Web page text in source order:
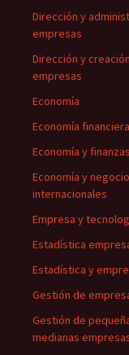
Dirección y
empresas
Dirección y
empresas
Economía
Economía
Economía y finanzas
Economía y
internacionales
Empresa y
Estadística
Estadística y
Gestión de
Gestión de
medianas